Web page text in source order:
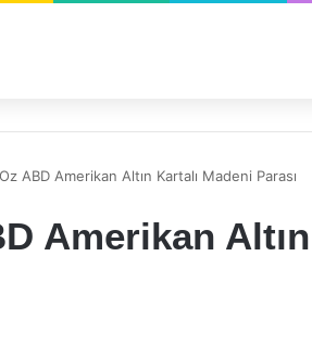
ABD Amerikan Altın Kartalı Madeni Parası
Amerikan